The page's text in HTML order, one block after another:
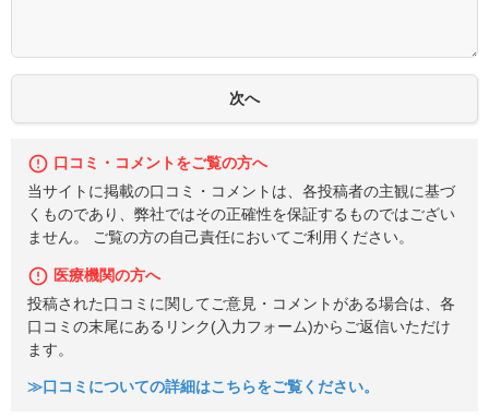
口コミ・コメントをご覧の方へ
当サイトに掲載の口コミ・コメントは、各投稿者の主観に基づ
くものであり、弊社ではその正確性を保証するものではござい
ません。 ご覧の方の自己責任においてご利用ください。
医療機関の方へ
投稿された口コミに関してご意見・コメントがある場合は、各
口コミの末尾にあるリンク(入力フォーム)からご返信いただけ
ます。
≫口コミについての詳細はこちらをご覧ください。